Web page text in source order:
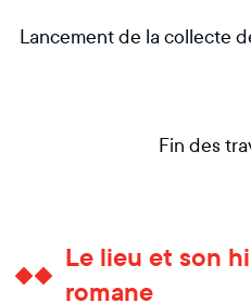
Lancement de la collecte
Fin des
Le lieu et son
romane